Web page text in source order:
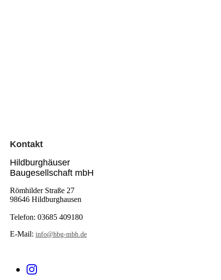
Kontakt
Hildburghäuser
Baugesellschaft mbH
Römhilder Straße 27
98646 Hildburghausen
Telefon: 03685 409180
E-Mail: info@hbg-mbh.de